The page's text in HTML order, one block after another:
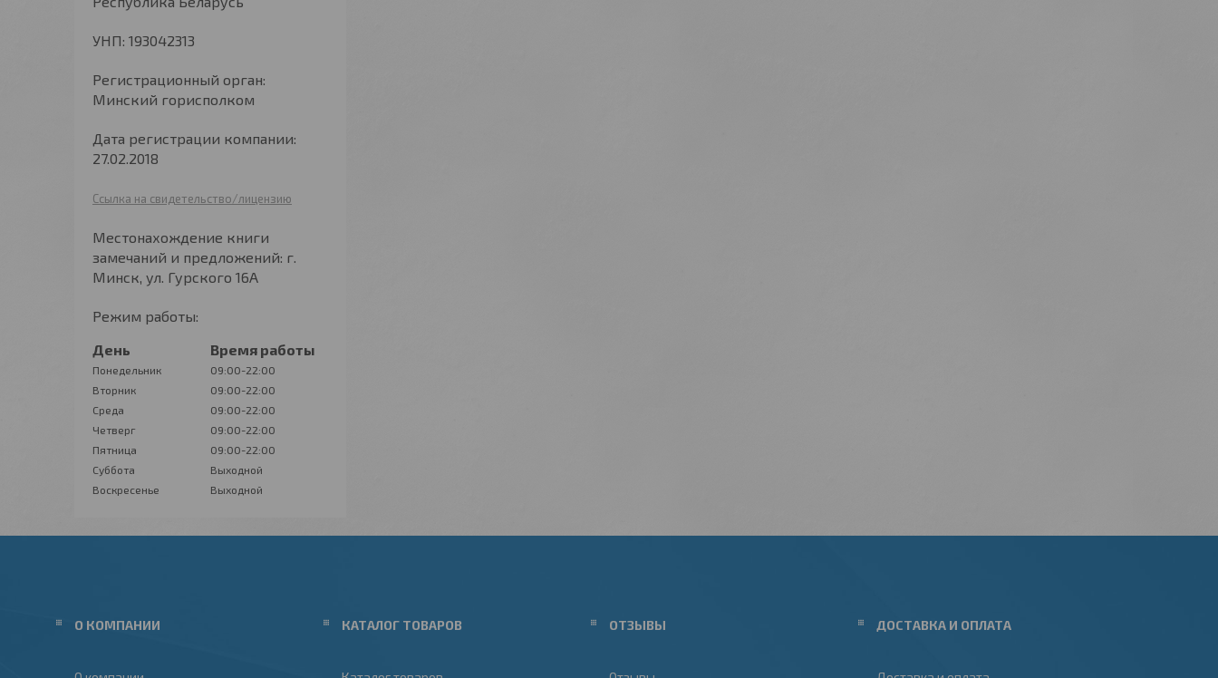
УНП: 193042313
Регистрационный орган:
Минский горисполком
Дата регистрации компании:
27.02.2018
Ссылка на свидетельство/лицензию
Местонахождение книги
замечаний и предложений: г.
Минск, ул. Гурского 16А
Режим работы:
День
Время работы
Понедельник
09:00-22:00
Вторник
09:00-22:00
Среда
09:00-22:00
Четверг
09:00-22:00
Пятница
09:00-22:00
Суббота
Выходной
Воскресенье
Выходной
О КОМПАНИИ КАТАЛОГ ТОВАРОВ ОТЗЫВЫ ДОСТАВКА И ОПЛАТА